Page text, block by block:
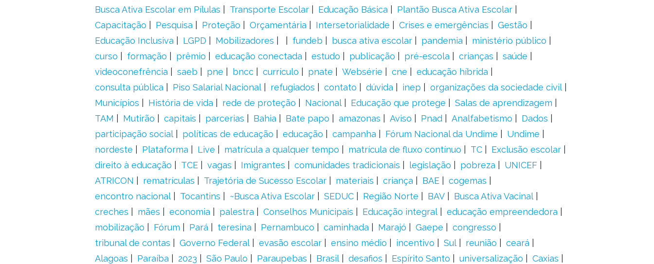
Busca Ativa Escolar em Pílulas
Transporte Escolar Educação Básica
Plantão Busca Ativa Escolar
Capacitação
Pesquisa Proteção Orçamentária Intersetorialidade Crises e emergências
Gestão
Educação Inclusiva
LGPD Mobilizadores fundeb busca ativa escolar pandemia
ministério público
curso
formação prêmio educação conectada estudo publicação pré-escola crianças
saúde
videoconefrência
saeb pne bncc currículo pnate Websérie cne
educação híbrida
consulta pública
Piso Salarial Nacional refugiados contato dúvida inep
organizações da sociedade civil
Municípios
História de vida rede de proteção Nacional Educação que protege
Salas de aprendizagem
TAM
Mutirão capitais parcerias Bahia Bate papo amazonas Aviso Pnad Analfabetismo
Dados
participação social
políticas de educação educação campanha Fórum Nacional da Undime
Undime
nordeste
Plataforma Live matrícula a qualquer tempo matrícula de fluxo contínuo TC
Exclusão escolar
direito à educação
TCE vagas Imigrantes comunidades tradicionais legislação pobreza
UNICEF
ATRICON
rematrículas Trajetória de Sucesso Escolar materiais criança BAE
cogemas
encontro nacional
Tocantins ~Busca Ativa Escolar SEDUC Região Norte BAV
Busca Ativa Vacinal
creches
mães economia palestra Conselhos Municipais Educação integral
educação empreendedora
mobilização
Fórum Pará teresina Pernambuco caminhada Marajó Gaepe
congresso
tribunal de contas
Governo Federal evasão escolar ensino médio incentivo Sul reunião
ceará
Alagoas
Paraíba 2023 São Paulo Paraupebas Brasil desafios Espírito Santo universalização
Caxias